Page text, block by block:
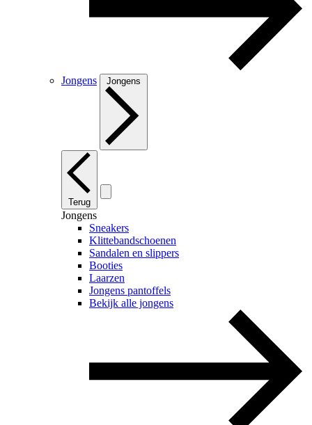
Jongens Jongens
Terug
Jongens
Sneakers
Klittebandschoenen
Sandalen en slippers
Booties
Laarzen
Jongens pantoffels
Bekijk alle jongens